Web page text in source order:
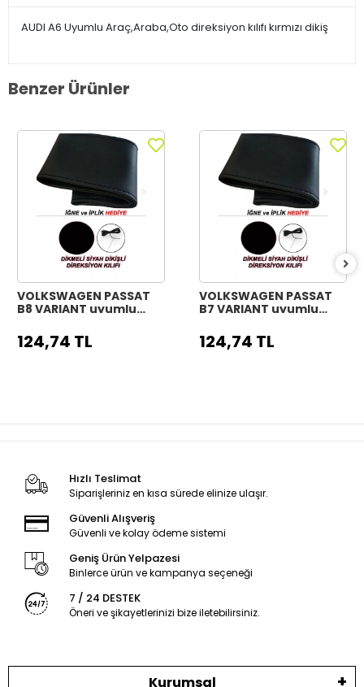
AUDI A6 Uyumlu Araç,Araba,Oto direksiyon kılıfı kırmızı dikiş
Benzer Ürünler
VOLKSWAGEN PASSAT
B8 VARIANT uyumlu
direksiyon kılıfı siyah
dikiş
124,74 TL
VOLKSWAGEN PASSAT
B7 VARIANT uyumlu
direksiyon kılıfı siyah
dikiş
124,74 TL
Hızlı Teslimat
Siparişleriniz en kısa sürede elinize ulaşır.
Güvenli Alışveriş
Güvenli ve kolay ödeme sistemi
Geniş Ürün Yelpazesi
Binlerce ürün ve kampanya seçeneği
7 / 24 DESTEK
Öneri ve şikayetlerinizi bize iletebilirsiniz.
Kurumsal